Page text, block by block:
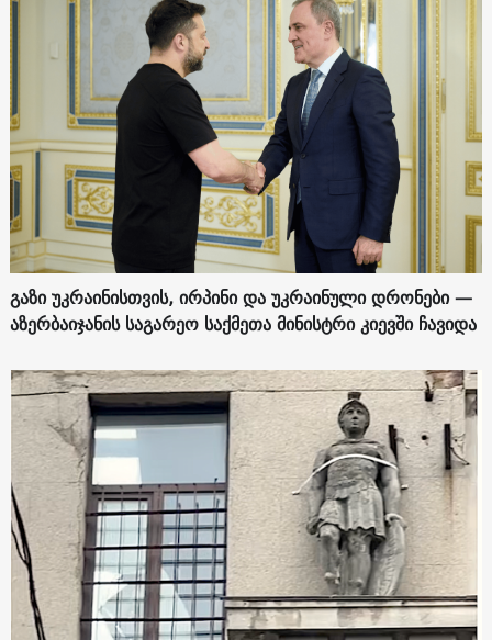
გაზი უკრაინისთვის, ირპინი და უკრაინული დრონები —
აზერბაიჯანის საგარეო საქმეთა მინისტრი კიევში ჩავიდა